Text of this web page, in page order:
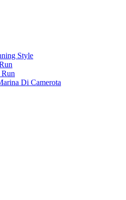
Style
Di Camerota